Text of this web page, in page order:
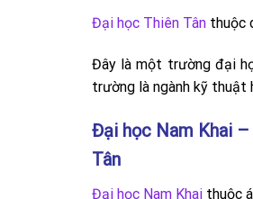
Đại học Thiên Tân thuộc
Đây là một trường đại
trường là ngành kỹ thuật
Đại học Nam Khai
Tân
Đại học Nam Khai thuộc